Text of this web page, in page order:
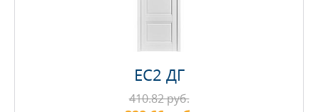
EC2 ДГ
410.82 руб.